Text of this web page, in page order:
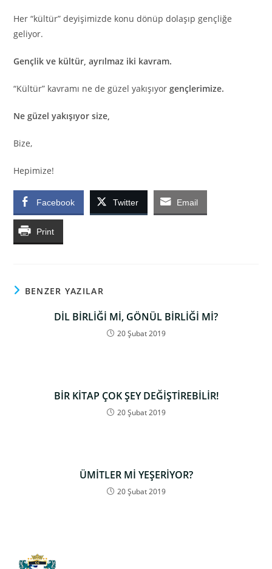
Her “kültür” deyişimizde konu dönüp dolaşıp gençliğe
geliyor.
Gençlik ve kültür, ayrılmaz iki kavram.
“Kültür” kavramı ne de güzel yakışıyorgençlerimize.
Ne güzel yakışıyor size,
Bize,
Hepimize!
Facebook Twitter Email
Print
BENZER YAZILAR
DİL BİRLİĞİ Mİ, GÖNÜL BİRLİĞİ Mİ?
20 Şubat 2019
BİR KİTAP ÇOK ŞEY DEĞİŞTİREBİLİR!
20 Şubat 2019
ÜMİTLER Mİ YEŞERİYOR?
20 Şubat 2019